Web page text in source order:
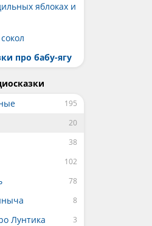
яблоках и
про бабу-ягу
Лунтика